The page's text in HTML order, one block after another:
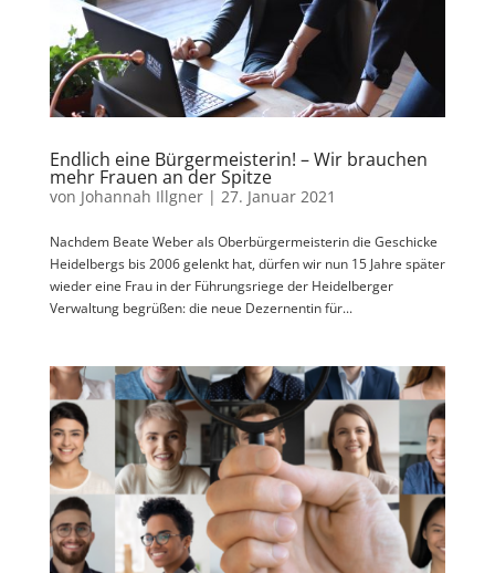
Endlich eine Bürgermeisterin! – Wir brauchen
mehr Frauen an der Spitze
von Johannah Illgner| 27. Januar 2021
Nachdem Beate Weber als Oberbürgermeisterin die Geschicke
Heidelbergs bis 2006 gelenkt hat, dürfen wir nun 15 Jahre später
wieder eine Frau in der Führungsriege der Heidelberger
Verwaltung begrüßen: die neue Dezernentin für...